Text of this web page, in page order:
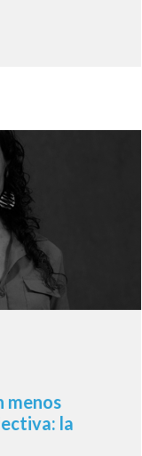
menos
la